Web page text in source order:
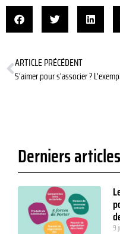
ARTICLE PRÉCÉDENT
Derniers articles
9